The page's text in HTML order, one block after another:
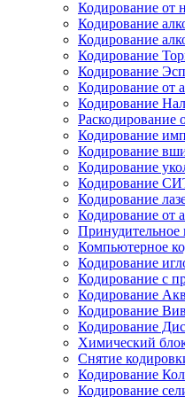
Кодирование от
Кодирование
Кодирование
Кодирование
Кодирование
Кодирование от
Кодирование
Раскодирование
Кодирование
Кодирование
Кодирование
Кодирование
Кодирование
Кодирование от
Принудительное
Компьютерное
Кодирование
Кодирование с
Кодирование
Кодирование
Кодирование
Химический
Снятие
Кодирование
Кодирование